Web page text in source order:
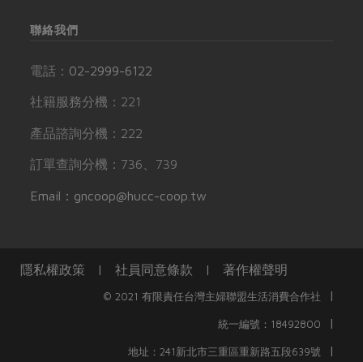
聯絡我們
電話： 02-2999-6122
社籍服務分機：221
產品諮詢分機：222
訂單查詢分機：736、739
Email：gncoop@hucc-coop.tw
隱私權政策 | 社員同意條款 | 著作權聲明
© 2021 有限責任台灣主婦聯盟生活消費合作社 |
統一編號：18492800 |
地址：241新北市三重區重新路五段639號 |